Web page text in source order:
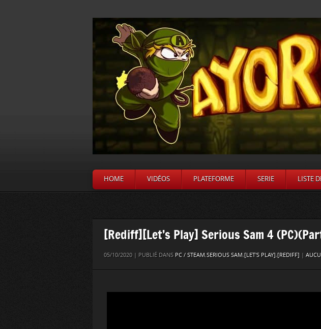
HOME VIDÉOS PLATEFORME SERIE LISTE
[Rediff][Let’s Play] Serious Sam 4
05/10/2020 | PUBLIÉ DANS PC / STEAM,SERIOUS SAM,[LET'S PLAY],[REDIFF] |